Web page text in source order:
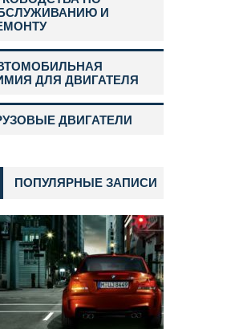
И
ДЛЯ ДВИГАТЕЛЯ
ДВИГАТЕЛИ
ПОПУЛЯРНЫЕ ЗАПИСИ